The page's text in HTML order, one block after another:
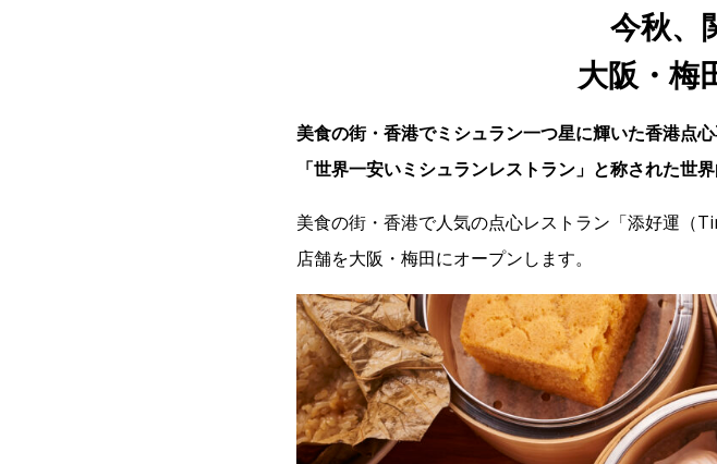
今秋、
大阪・梅
美食の街・香港でミシュラン一つ星に輝いた香港点
「世界一安いミシュランレストラン」と称された世
美食の街・香港で人気の点心レストラン「添好運（
店舗を大阪・梅田にオープンします。